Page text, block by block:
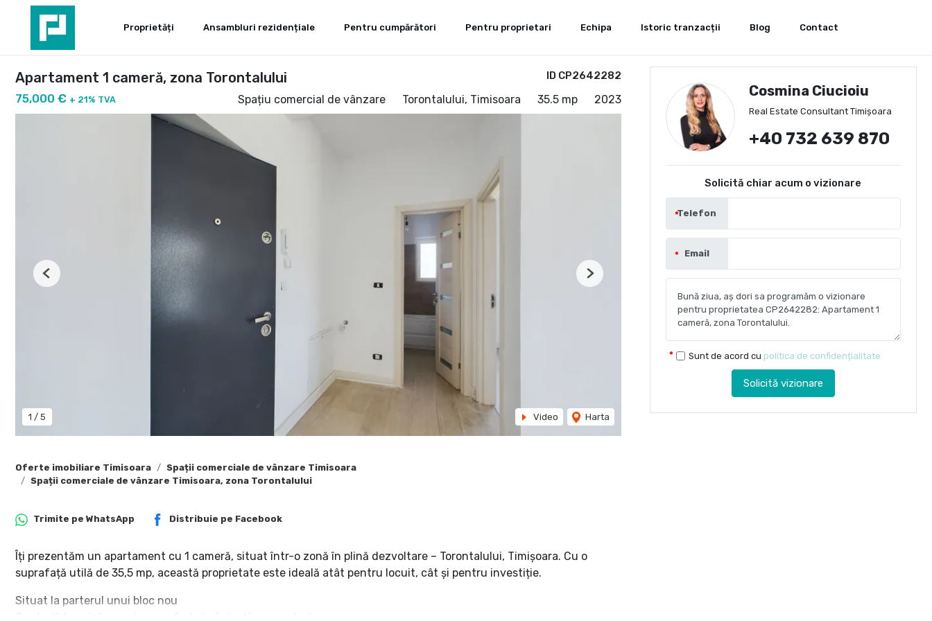
Proprietăți Ansambluri rezidențiale Pentru cumpărători Pentru proprietari Echipa Istoric tranzacții Blog Contact
ID CP2642282
Apartament 1 cameră, zona Torontalului
75,000 € + 21% TVA Spațiu comercial de vânzare Torontalului, Timisoara 35.5 mp 2023
1 / 5 Video Harta
Previous Next
Oferte imobiliare Timisoara
Spații comerciale de vânzare Timisoara
Spații comerciale de vânzare Timisoara, zona Torontalului
Trimite pe WhatsApp Distribuie pe Facebook
Îți prezentăm un apartament cu 1 cameră, situat într-o zonă în plină dezvoltare – Torontalului, Timișoara. Cu o
suprafață utilă de 35,5 mp, această proprietate este ideală atât pentru locuit, cât și pentru investiție.
Situat la parterul unui bloc nou
Cosmina Ciucioiu
Real Estate Consultant Timișoara
+40 732 639 870
Solicită chiar acum o vizionare
Telefon
Email
Sunt de acord cu politica de confidențialitate
Solicită vizionare